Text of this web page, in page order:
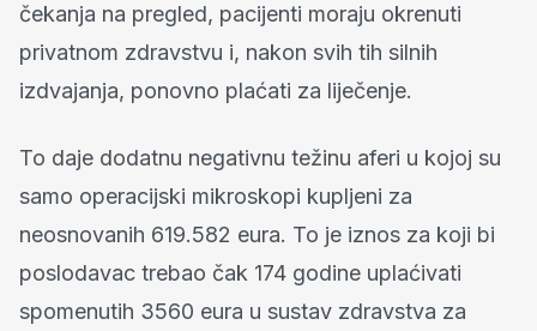
čekanja na pregled, pacijenti moraju okrenuti
privatnom zdravstvu i, nakon svih tih silnih
izdvajanja, ponovno plaćati za liječenje.
To daje dodatnu negativnu težinu aferi u kojoj su
samo operacijski mikroskopi kupljeni za
neosnovanih 619.582 eura. To je iznos za koji bi
poslodavac trebao čak 174 godine uplaćivati
spomenutih 3560 eura u sustav zdravstva za